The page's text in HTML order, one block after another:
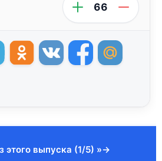
66
этого выпуска (1/5) »